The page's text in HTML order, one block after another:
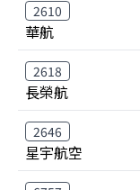
2610
華航
2618
長榮航
2646
星宇航空